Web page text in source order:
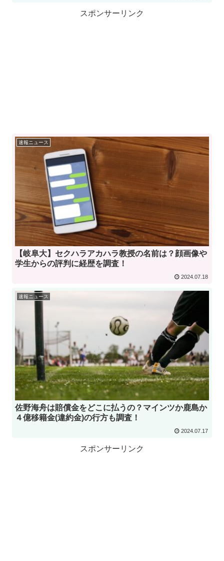
スポンサーリンク
速報ニュース
【岐阜大】セクハラアカハラ教授の名前は？顔画像や
学生からの評判に経歴を調査！
2024.07.18
速報ニュース
佐野海舟は賠償金をどこに払うの？マインツか鹿島か
４億移籍金(違約金)の行方も調査！
2024.07.17
スポンサーリンク